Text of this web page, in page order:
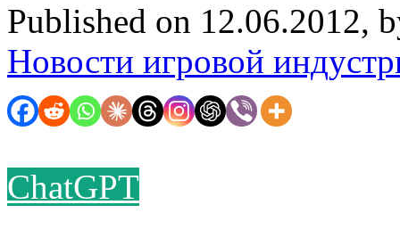
Published on 12.06.2012,
Новости игровой
ChatGPT